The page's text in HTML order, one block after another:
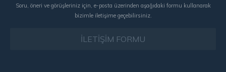
Soru, öneri ve görüşleriniz için, e-posta üzerinden aşağıdaki formu kullanarak
bizimle iletişime geçebilirsiniz.
İLETİŞİM FORMU